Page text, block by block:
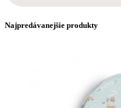
Najpredávanejšie produkty